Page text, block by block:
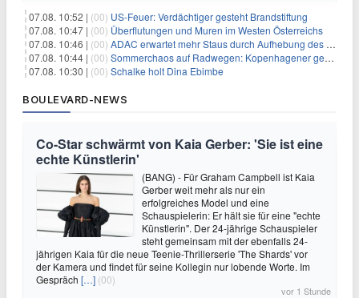
07.08. 10:52 | (00) US-Feuer: Verdächtiger gesteht Brandstiftung
07.08. 10:47 | (00) Überflutungen und Muren im Westen Österreichs
07.08. 10:46 | (00) ADAC erwartet mehr Staus durch Aufhebung des Lkw-Fahrverbots
07.08. 10:44 | (00) Sommerchaos auf Radwegen: Kopenhagener genervt von Touristen
07.08. 10:30 | (00) Schalke holt Dina Ebimbe
BOULEVARD-NEWS
Co-Star schwärmt von Kaia Gerber: 'Sie ist eine
echte Künstlerin'
(BANG) - Für Graham Campbell ist Kaia
Gerber weit mehr als nur ein
erfolgreiches Model und eine
Schauspielerin: Er hält sie für eine "echte
Künstlerin". Der 24-jährige Schauspieler
steht gemeinsam mit der ebenfalls 24-
jährigen Kaia für die neue Teenie-Thrillerserie 'The Shards' vor
der Kamera und findet für seine Kollegin nur lobende Worte. Im
Gespräch […] (00)
vor 1 Stunde